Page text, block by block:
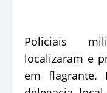
Policiais
localizaram e
em flagrante.